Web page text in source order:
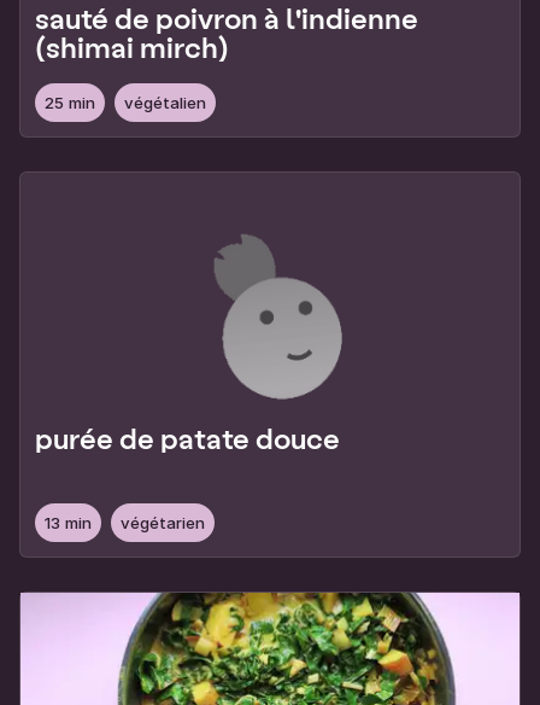
sauté de poivron à l'indienne
(shimai mirch)
25 min végétalien
purée de patate douce
13 min végétarien